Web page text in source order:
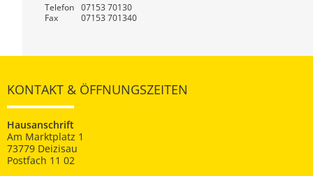
Telefon
07153 70130
Fax 07153 701340
KONTAKT & ÖFFNUNGSZEITEN
Hausanschrift
Am Marktplatz 1
73779 Deizisau
Postfach 11 02